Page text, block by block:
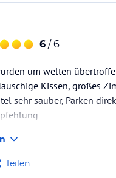
6 / 6
um welten
Kissen, großes
sehr sauber, Parken
Teilen